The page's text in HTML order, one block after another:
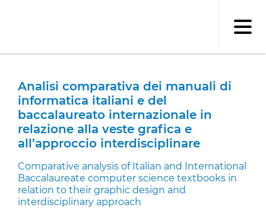
Analisi comparativa dei manuali di
informatica italiani e del
baccalaureato internazionale in
relazione alla veste grafica e
all’approccio interdisciplinare
Comparative analysis of Italian and International
Baccalaureate computer science textbooks in
relation to their graphic design and
interdisciplinary approach